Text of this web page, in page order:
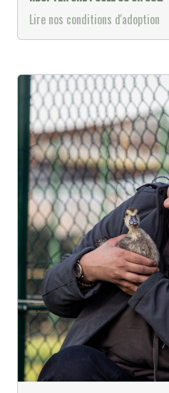
Lire nos conditions d'adoption